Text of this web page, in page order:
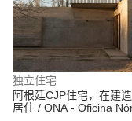
独立住宅
阿根廷CJP住宅，在建
居住 / ONA - Oficina